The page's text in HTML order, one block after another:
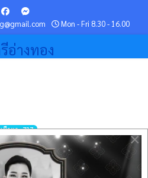
Mon - Fri 8.30 - 16.00
อ่างทอง
นื้อหา: 737
×